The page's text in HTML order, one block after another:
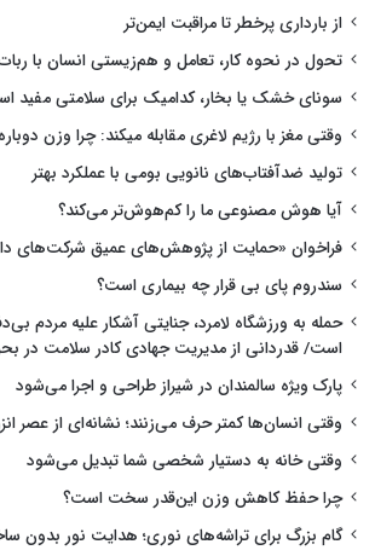
از بارداری پرخطر تا مراقبت ایمن‌تر
تحول در نحوه کار، تعامل و هم‌زیستی انسان با
سونای خشک یا بخار، کدامیک برای سلامتی مفید
وقتی مغز با رژیم لاغری مقابله میکند: چرا وزن
تولید ضدآفتاب‌های نانویی بومی با عملکرد بهتر
آیا هوش مصنوعی ما را کم‌هوش‌تر می‌کند؟
فراخوان «حمایت از پژوهش‌های عمیق شرکت‌های
سندروم پای بی قرار چه بیماری است؟
حمله به ورزشگاه لامرد، جنایتی آشکار علیه مردم
است/ قدردانی از مدیریت جهادی کادر سلامت در
پارک ویژه سالمندان در شیراز طراحی و اجرا می‌شود
وقتی انسان‌ها کمتر حرف می‌زنند؛ نشانه‌ای از عصر
وقتی خانه به دستیار شخصی شما تبدیل می‌شود
چرا حفظ کاهش وزن این‌قدر سخت است؟
گام بزرگ برای تراشه‌های نوری؛ هدایت نور بدون